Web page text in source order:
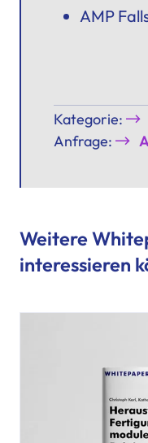
AMP
Kategorie:
Anfrage:
Weitere
interessieren